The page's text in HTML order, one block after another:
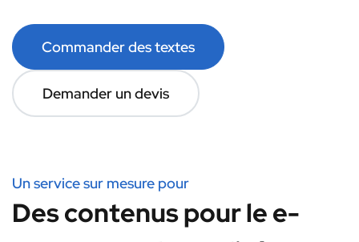
Commander des textes
Demander un devis
Un service sur mesure pour
Des contenus pour le e-